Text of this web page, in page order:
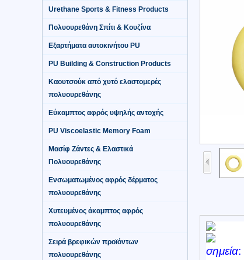
Urethane Sports & Fitness Products
Πολυουρεθάνη Σπίτι & Κουζίνα
Εξαρτήματα αυτοκινήτου PU
PU Building & Construction Products
Καουτσούκ από χυτό ελαστομερές
πολυουρεθάνης
Εύκαμπτος αφρός υψηλής αντοχής
PU Viscoelastic Memory Foam
Μασίφ Ζάντες & Ελαστικά
Πολυουρεθάνης
Ενσωματωμένος αφρός δέρματος
πολυουρεθάνης
Χυτευμένος άκαμπτος αφρός
πολυουρεθάνης
Σειρά βρεφικών προϊόντων
πολυουρεθάνης
σημεία: